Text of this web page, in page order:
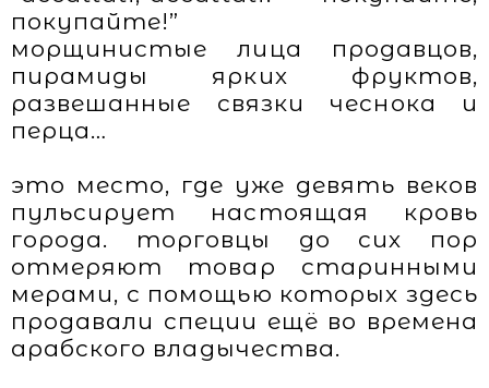
покупайте!”
морщинистые лица продавцов,
пирамиды ярких фруктов,
развешанные связки чеснока и
перца…
это место, где уже девять веков
пульсирует настоящая кровь
города. торговцы до сих пор
отмеряют товар старинными
мерами, с помощью которых здесь
продавали специи ещё во времена
арабского владычества.